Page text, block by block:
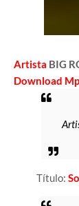
Artista BIG
Download
Título: